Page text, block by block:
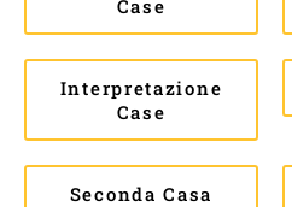
Case
Interpretazione
Case
Seconda Casa